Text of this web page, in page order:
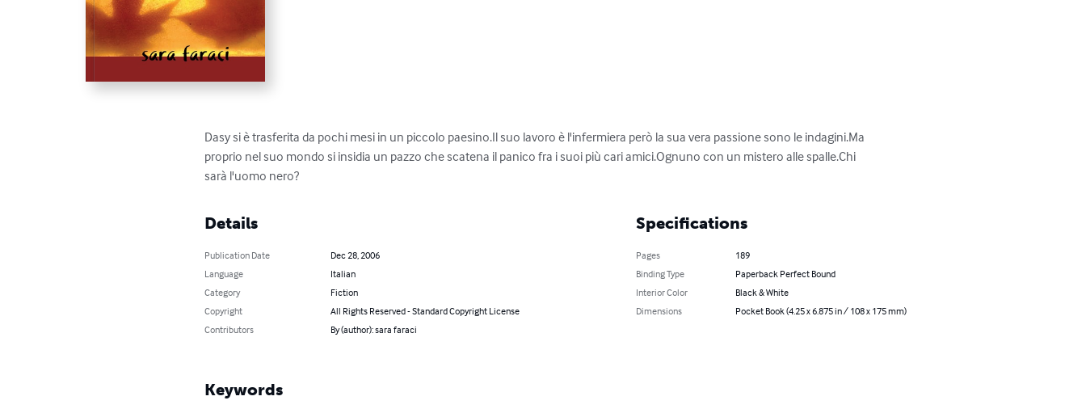
Dasy si è trasferita da pochi mesi in un piccolo paesino.Il suo lavoro è l'infermiera però la sua vera passione sono le indagini.Ma
proprio nel suo mondo si insidia un pazzo che scatena il panico fra i suoi più cari amici.Ognuno con un mistero alle spalle.Chi
sarà l'uomo nero?
Details
Publication Date
Dec 28, 2006
Language
Italian
Category
Fiction
Copyright
All Rights Reserved - Standard Copyright License
Contributors
By (author): sara faraci
Specifications
Pages
189
Binding Type
Paperback Perfect Bound
Interior Color
Black & White
Dimensions
Pocket Book (4.25 x 6.875 in / 108 x 175 mm)
Keywords